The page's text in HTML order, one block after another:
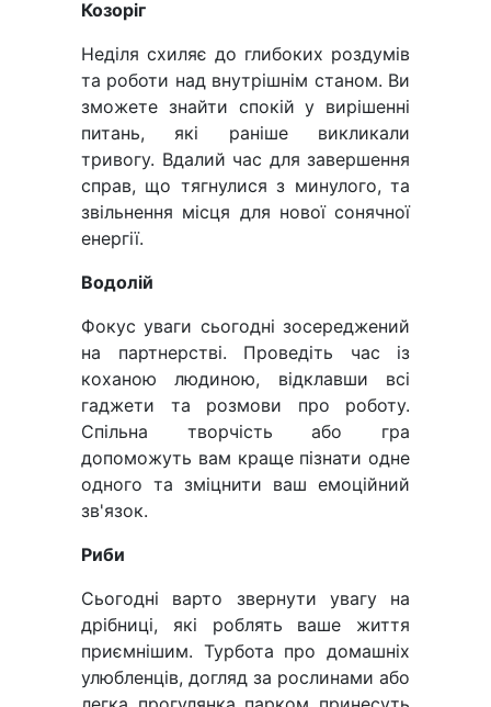
Козоріг
Неділя схиляє до глибоких роздумів
та роботи над внутрішнім станом. Ви
зможете знайти спокій у вирішенні
питань, які раніше викликали
тривогу. Вдалий час для завершення
справ, що тягнулися з минулого, та
звільнення місця для нової сонячної
енергії.
Водолій
Фокус уваги сьогодні зосереджений
на партнерстві. Проведіть час із
коханою людиною, відклавши всі
гаджети та розмови про роботу.
Спільна творчість або гра
допоможуть вам краще пізнати одне
одного та зміцнити ваш емоційний
зв'язок.
Риби
Сьогодні варто звернути увагу на
дрібниці, які роблять ваше життя
приємнішим. Турбота про домашніх
улюбленців, догляд за рослинами або